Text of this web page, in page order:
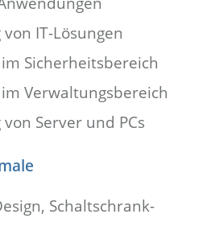
IT-Lösungen
Sicherheitsbereich
Verwaltungsbereich
Server und PCs
Schaltschrank-